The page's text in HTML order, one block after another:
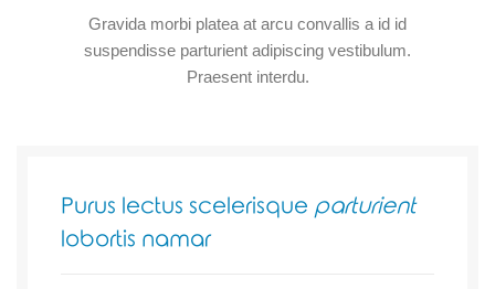
Gravida morbi platea at arcu convallis a id id
suspendisse parturient adipiscing vestibulum.
Praesent interdu.
Purus lectus scelerisque parturient
lobortis namar